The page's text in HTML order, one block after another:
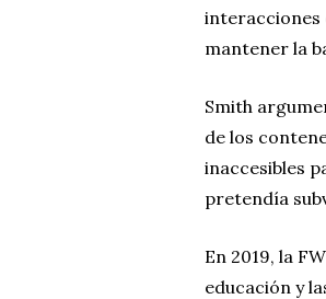
interacciones
mantener la
Smith
de los
inaccesibles
pretendía
En 2019, la
educación y